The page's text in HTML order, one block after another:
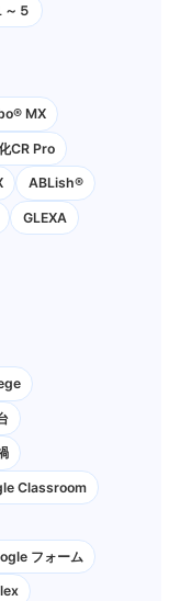
５
MX
CR Pro
ABLish®
GLEXA
Classroom
フォーム